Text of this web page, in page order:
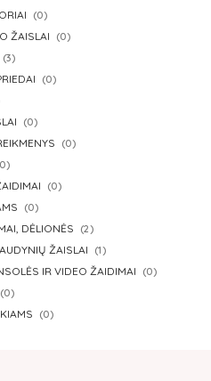
(0)
ŽAISLAI (0)
(3)
(0)
(0)
(0)
(0)
(0)
DĖLIONĖS (2)
ŽAISLAI (1)
IR VIDEO ŽAIDIMAI (0)
(0)
(0)